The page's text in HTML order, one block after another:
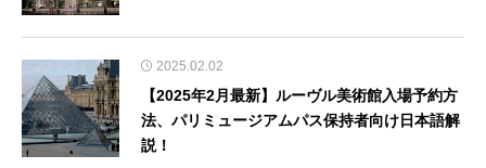
2025.02.02
【2025年2月最新】ルーヴル美術館入場予約方
法、パリミュージアムパス保持者向け日本語解
説！